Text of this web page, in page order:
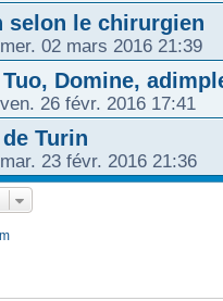
selon le chirurgien
mer. 02 mars 2016 21:39
Domine,
ven. 26 févr. 2016 17:41
Turin
mar. 23 févr. 2016 21:36